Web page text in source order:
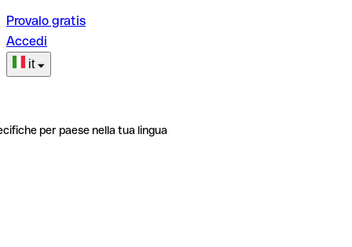
Provalo gratis
Accedi
it
per paese nella tua lingua